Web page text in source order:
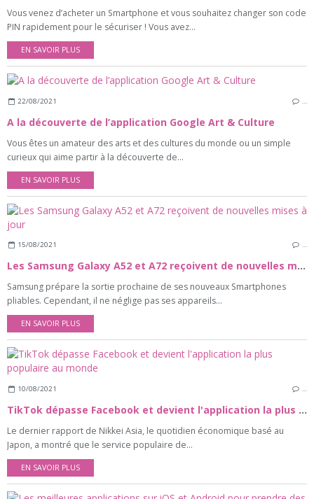
Vous venez d’acheter un Smartphone et vous souhaitez changer son code
PIN rapidement pour le sécuriser ! Vous avez...
EN SAVOIR PLUS
22/08/2021 …
A la découverte de l’application Google Art & Culture
Vous êtes un amateur des arts et des cultures du monde ou un simple
curieux qui aime partir à la découverte de...
EN SAVOIR PLUS
15/08/2021 …
Les Samsung Galaxy A52 et A72 reçoivent de nouvelles mises à jour
Samsung prépare la sortie prochaine de ses nouveaux Smartphones
pliables. Cependant, il ne néglige pas ses appareils...
EN SAVOIR PLUS
10/08/2021 …
TikTok dépasse Facebook et devient l'application la plus populaire au monde
Le dernier rapport de Nikkei Asia, le quotidien économique basé au
Japon, a montré que le service populaire de...
EN SAVOIR PLUS